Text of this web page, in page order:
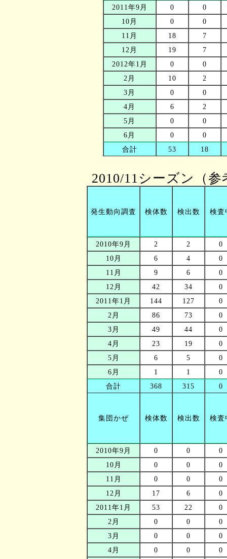
2011年9月 0
0
10月
0
0
11月
18
7
12月
19
7
2012年1月
0
0
2月
10
2
3月
0
0
4月
6
2
5月
0
0
6月
0
0
合計
53 18
2010/11シーズン（参
発生動向調査 検体数 検出数 検査
2010年9月 2 2
0
10月
6 4
0
11月
9 6
0
12月
42 34
0
2011年1月
144 127
0
2月
86 73
0
3月
49 44
0
4月
23 19
0
5月
6 5
0
6月
1 1
0
合計
368 315 0
集団かぜ 検体数 検出数 検査
2010年9月 0 0
0
10月
0 0
0
11月
0 0
0
12月
17 6
0
2011年1月
53 22
0
2月
0 0
0
3月
0 0
0
4月
0 0
0